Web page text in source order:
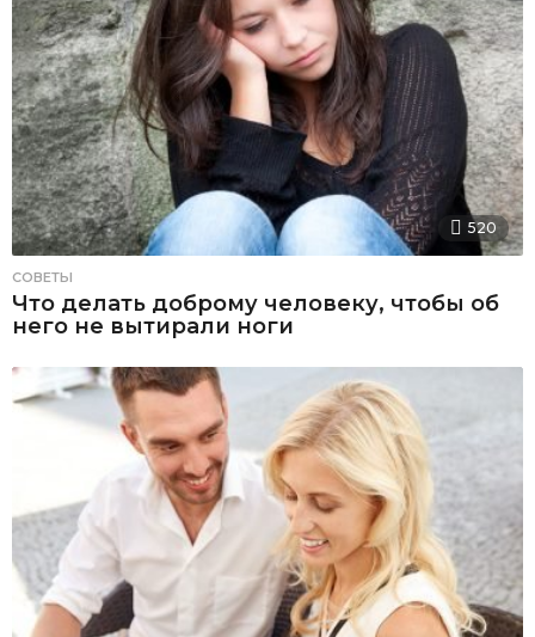
520
СОВЕТЫ
Что делать доброму человеку, чтобы об
него не вытирали ноги